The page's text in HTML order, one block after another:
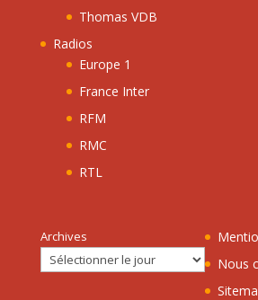
Thomas VDB
Radios
Europe 1
France Inter
RFM
RMC
RTL
Archives
Nous